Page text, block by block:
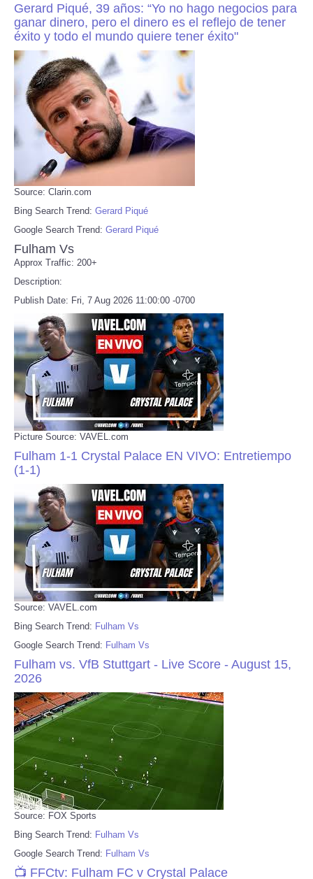
Gerard Piqué, 39 años: “Yo no hago negocios para
ganar dinero, pero el dinero es el reflejo de tener
éxito y todo el mundo quiere tener éxito"
Source: Clarin.com
Bing Search Trend: Gerard Piqué
Google Search Trend: Gerard Piqué
Fulham Vs
Approx Traffic: 200+
Description:
Publish Date: Fri, 7 Aug 2026 11:00:00 -0700
Picture Source: VAVEL.com
Fulham 1-1 Crystal Palace EN VIVO: Entretiempo
(1-1)
Source: VAVEL.com
Bing Search Trend: Fulham Vs
Google Search Trend: Fulham Vs
Fulham vs. VfB Stuttgart - Live Score - August 15,
2026
Source: FOX Sports
Bing Search Trend: Fulham Vs
Google Search Trend: Fulham Vs
📺 FFCtv: Fulham FC v Crystal Palace